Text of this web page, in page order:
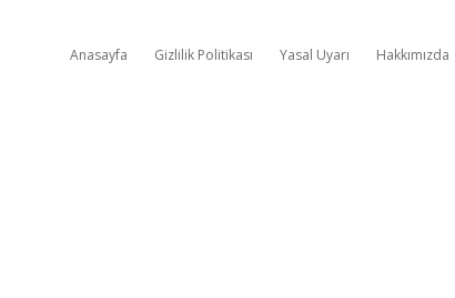
Anasayfa Gizlilik Politikası Yasal Uyarı Hakkımızda